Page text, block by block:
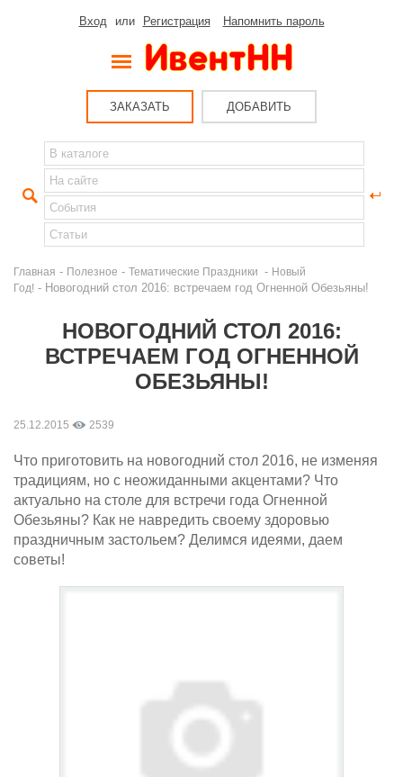
Вход или Регистрация Напомнить пароль
ЗАКАЗАТЬ ДОБАВИТЬ
Главная - Полезное - Тематические Праздники - Новый
Год! - Новогодний стол 2016: встречаем год Огненной Обезьяны!
НОВОГОДНИЙ СТОЛ 2016:
ВСТРЕЧАЕМ ГОД ОГНЕННОЙ
ОБЕЗЬЯНЫ!
25.12.2015 2539
Что приготовить на новогодний стол 2016, не изменяя
традициям, но с неожиданными акцентами? Что
актуально на столе для встречи года Огненной
Обезьяны? Как не навредить своему здоровью
праздничным застольем? Делимся идеями, даем
советы!